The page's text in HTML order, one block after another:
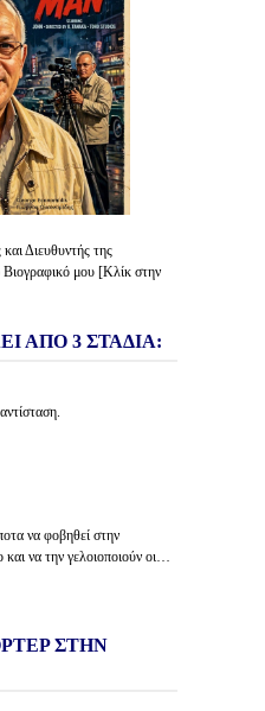
Διευθυντής της
μου [Κλίκ στην
ΑΠΟ 3 ΣΤΑΔΙΑ:
να φοβηθεί στην
να την γελοιοποιούν οι…
ΣΤΗΝ